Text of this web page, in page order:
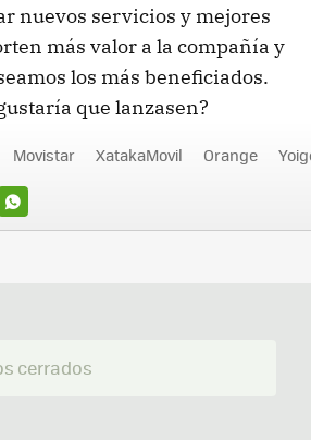
nuevos servicios y mejores
más valor a la compañía y
los más beneficiados.
que lanzasen?
Movistar XatakaMovil Orange
cerrados